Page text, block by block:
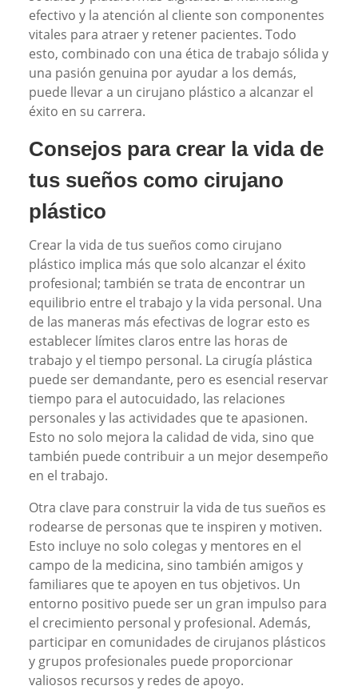
efectivo y la atención al cliente son componentes
vitales para atraer y retener pacientes. Todo
esto, combinado con una ética de trabajo sólida y
una pasión genuina por ayudar a los demás,
puede llevar a un cirujano plástico a alcanzar el
éxito en su carrera.
Consejos para crear la vida de
tus sueños como cirujano
plástico
Crear la vida de tus sueños como cirujano
plástico implica más que solo alcanzar el éxito
profesional; también se trata de encontrar un
equilibrio entre el trabajo y la vida personal. Una
de las maneras más efectivas de lograr esto es
establecer límites claros entre las horas de
trabajo y el tiempo personal. La cirugía plástica
puede ser demandante, pero es esencial reservar
tiempo para el autocuidado, las relaciones
personales y las actividades que te apasionen.
Esto no solo mejora la calidad de vida, sino que
también puede contribuir a un mejor desempeño
en el trabajo.
Otra clave para construir la vida de tus sueños es
rodearse de personas que te inspiren y motiven.
Esto incluye no solo colegas y mentores en el
campo de la medicina, sino también amigos y
familiares que te apoyen en tus objetivos. Un
entorno positivo puede ser un gran impulso para
el crecimiento personal y profesional. Además,
participar en comunidades de cirujanos plásticos
y grupos profesionales puede proporcionar
valiosos recursos y redes de apoyo.